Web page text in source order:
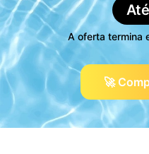
Até
A oferta termina
🚀